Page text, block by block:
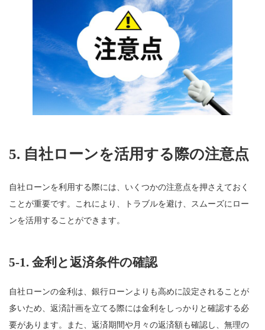
5. 自社ローンを活用する際の注意点
自社ローンを利用する際には、いくつかの注意点を押さえておく
ことが重要です。これにより、トラブルを避け、スムーズにロー
ンを活用することができます。
5-1. 金利と返済条件の確認
自社ローンの金利は、銀行ローンよりも高めに設定されることが
多いため、返済計画を立てる際には金利をしっかりと確認する必
要があります。また、返済期間や月々の返済額も確認し、無理の